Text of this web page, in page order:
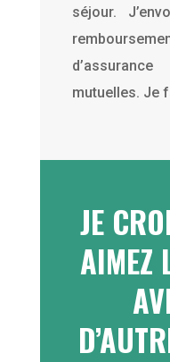
séjour.
mutuelles. Je
JE
AIMEZ